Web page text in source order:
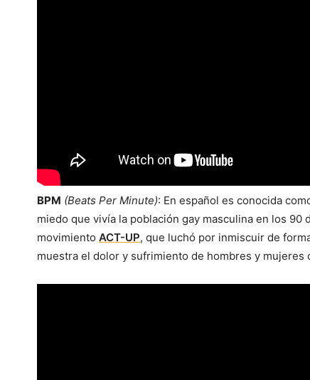
BPM (Beats Per Minute): En español es conocida
miedo que vivía la población gay masculina en los
movimiento ACT-UP, que luchó por inmiscuir de
muestra el dolor y sufrimiento de hombres y mujeres